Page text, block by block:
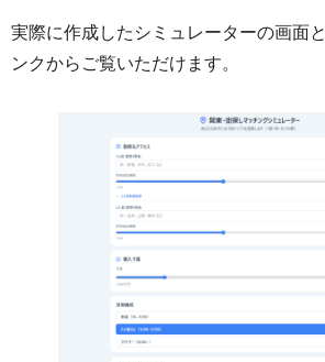
実際に作成したシミュレーターの画面
ンクからご覧いただけます。